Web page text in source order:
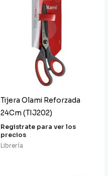
Tijera Olami Reforzada
24Cm (TIJ202)
Registrate para ver los
precios
Librería